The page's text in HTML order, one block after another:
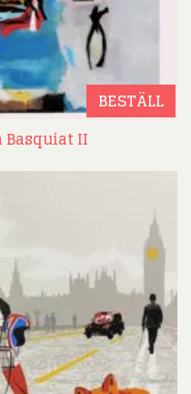
BESTÄLL
Basquiat II